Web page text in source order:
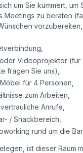
um Sie kümmert, um
Meetings zu beraten
Videoprojektor (für
fragen Sie uns),
für 4 Personen,
zum Arbeiten,
Anrufe,
/ Snackbereich,
rund um die
ist dieser Raum